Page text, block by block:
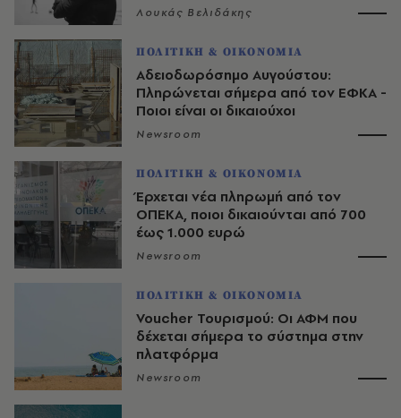
Λουκάς Βελιδάκης
ΠΟΛΙΤΙΚΗ & ΟΙΚΟΝΟΜΙΑ
Αδειοδωρόσημο Αυγούστου:
Πληρώνεται σήμερα από τον ΕΦΚΑ -
Ποιοι είναι οι δικαιούχοι
Newsroom
ΠΟΛΙΤΙΚΗ & ΟΙΚΟΝΟΜΙΑ
Έρχεται νέα πληρωμή από τον
ΟΠΕΚΑ, ποιοι δικαιούνται από 700
έως 1.000 ευρώ
Newsroom
ΠΟΛΙΤΙΚΗ & ΟΙΚΟΝΟΜΙΑ
Voucher Τουρισμού: Οι ΑΦΜ που
δέχεται σήμερα το σύστημα στην
πλατφόρμα
Newsroom